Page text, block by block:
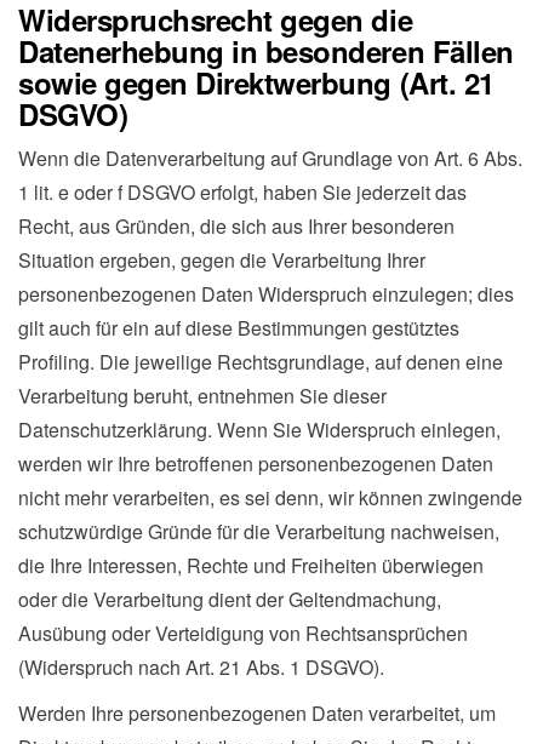
Widerspruchsrecht gegen die
Datenerhebung in besonderen Fällen
sowie gegen Direktwerbung (Art. 21
DSGVO)
Wenn die Datenverarbeitung auf Grundlage von Art. 6 Abs.
1 lit. e oder f DSGVO erfolgt, haben Sie jederzeit das
Recht, aus Gründen, die sich aus Ihrer besonderen
Situation ergeben, gegen die Verarbeitung Ihrer
personenbezogenen Daten Widerspruch einzulegen; dies
gilt auch für ein auf diese Bestimmungen gestütztes
Profiling. Die jeweilige Rechtsgrundlage, auf denen eine
Verarbeitung beruht, entnehmen Sie dieser
Datenschutzerklärung. Wenn Sie Widerspruch einlegen,
werden wir Ihre betroffenen personenbezogenen Daten
nicht mehr verarbeiten, es sei denn, wir können zwingende
schutzwürdige Gründe für die Verarbeitung nachweisen,
die Ihre Interessen, Rechte und Freiheiten überwiegen
oder die Verarbeitung dient der Geltendmachung,
Ausübung oder Verteidigung von Rechtsansprüchen
(Widerspruch nach Art. 21 Abs. 1 DSGVO).
Werden Ihre personenbezogenen Daten verarbeitet, um